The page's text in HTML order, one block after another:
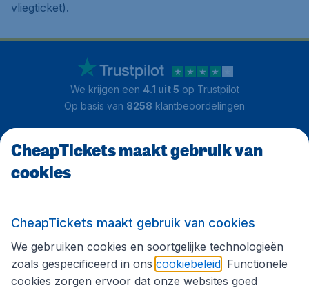
vliegticket).
We krijgen een 4.1 uit 5 op Trustpilot
Op basis van 8258 klantbeoordelingen
Klantenservice
Internationale sites
CheapTickets maakt gebruik van
cookies
CheapTickets maakt gebruik van cookies
We gebruiken cookies en soortgelijke technologieën
zoals gespecificeerd in ons cookiebeleid . Functionele
cookies zorgen ervoor dat onze websites goed